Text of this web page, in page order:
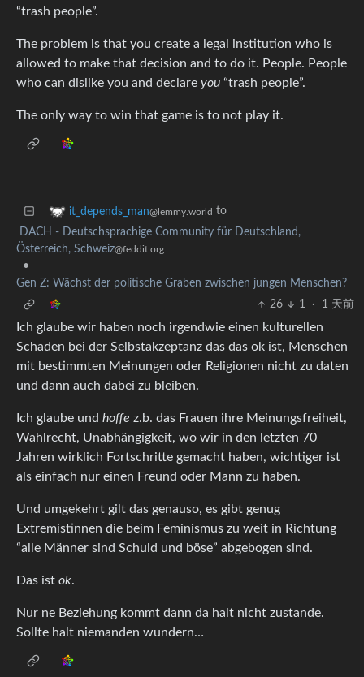
“trash people”.
The problem is that you create a legal institution who is
allowed to make that decision and to do it. People. People
who can dislike you and declare you “trash people”.
The only way to win that game is to not play it.
it_depends_man@lemmy.world to
DACH - Deutschsprachige Community für Deutschland,
Österreich, Schweiz@feddit.org
•
Gen Z: Wächst der politische Graben zwischen jungen Menschen?
26
1 · 1 天前
Ich glaube wir haben noch irgendwie einen kulturellen
Schaden bei der Selbstakzeptanz das das ok ist, Menschen
mit bestimmten Meinungen oder Religionen nicht zu daten
und dann auch dabei zu bleiben.
Ich glaube und hoffe z.b. das Frauen ihre Meinungsfreiheit,
Wahlrecht, Unabhängigkeit, wo wir in den letzten 70
Jahren wirklich Fortschritte gemacht haben, wichtiger ist
als einfach nur einen Freund oder Mann zu haben.
Und umgekehrt gilt das genauso, es gibt genug
Extremistinnen die beim Feminismus zu weit in Richtung
“alle Männer sind Schuld und böse” abgebogen sind.
Das ist ok.
Nur ne Beziehung kommt dann da halt nicht zustande.
Sollte halt niemanden wundern…